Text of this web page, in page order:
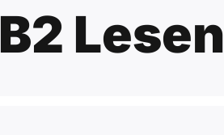
B2 Lesen